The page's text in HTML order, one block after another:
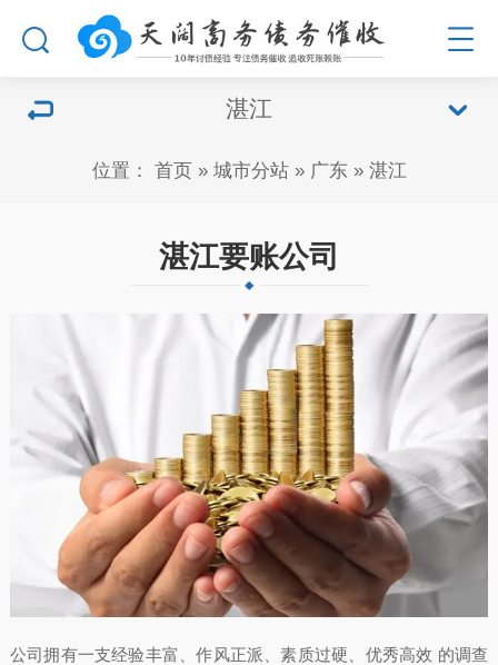
湛江
位置： 首页» 城市分站» 广东» 湛江
湛江要账公司
公司拥有一支经验丰富、作风正派、素质过硬、优秀高效 的调查